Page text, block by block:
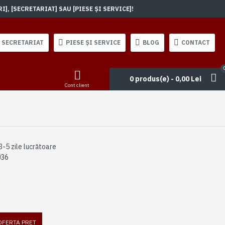
[SECRETARIAT] SAU [PIESE ȘI SERVICE]!
SECRETARIAT PIESE ȘI SERVICE BLOG CONTACT
Cont client
0 produs(e) - 0,00 Lei
5 zile lucrătoare
PRET